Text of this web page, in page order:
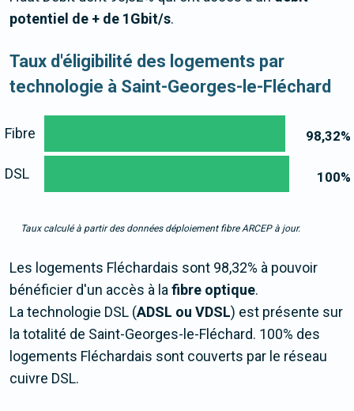
potentiel de + de 1Gbit/s.
Taux d'éligibilité des logements par
technologie à Saint-Georges-le-Fléchard
98,32%
100%
Fibre
DSL
Taux calculé à partir des données déploiement fibre ARCEP à jour.
Les logements Fléchardais sont 98,32% à pouvoir
bénéficier d'un accès à lafibre optique.
La technologie DSL (ADSL ou VDSL) est présente sur
la totalité de Saint-Georges-le-Fléchard. 100% des
logements Fléchardais sont couverts par le réseau
cuivre DSL.